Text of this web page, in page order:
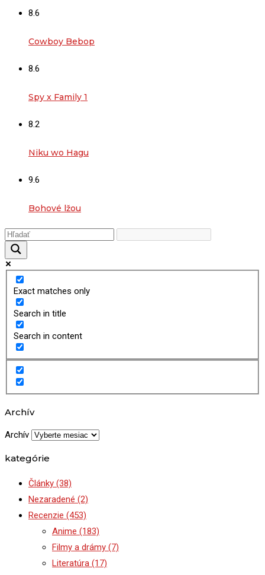
8.6
Cowboy Bebop
8.6
Spy x Family 1
8.2
Niku wo Hagu
9.6
Bohové lžou
Exact matches only
Search in title
Search in content
Archív
Archív
kategórie
Články (38)
Nezaradené (2)
Recenzie (453)
Anime (183)
Filmy a drámy (7)
Literatúra (17)